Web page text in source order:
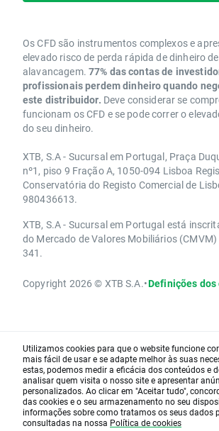
Os CFD são instrumentos complexos e
elevado risco de perda rápida de dinheiro
alavancagem. 77% das contas de
profissionais perdem dinheiro quando
este distribuidor. Deve considerar se
funcionam os CFD e se pode correr o
do seu dinheiro.
XTB, S.A - Sucursal em Portugal, Praça
nº1, piso 9 Fração A, 1050-094 Lisboa
Conservatória do Registo Comercial de
980436613.
XTB, S.A - Sucursal em Portugal está
do Mercado de Valores Mobiliários
341.
Copyright 2026 © XTB S.A.•Definições dos
Utilizamos cookies para que o website funcione
mais fácil de usar e se adapte melhor às suas
estas, podemos medir a eficácia dos conteúdos e
analisar quem visita o nosso site e apresentar
personalizados. Ao clicar em "Aceitar tudo",
das cookies e o seu armazenamento no seu
informações sobre como tratamos os seus dados
consultadas na nossa Política de cookies